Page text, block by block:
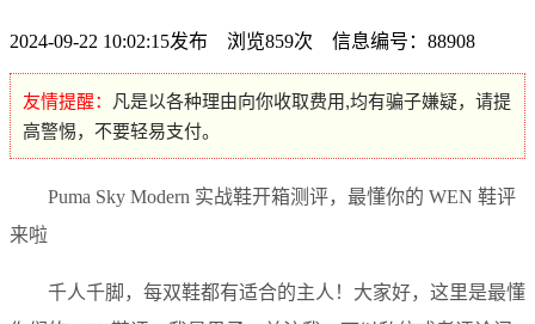
2024-09-22 10:02:15发布 浏览859次 信息编号：88908
友情提醒：
凡是以各种理由向你收取费用,均有骗子嫌疑，请提
高警惕，不要轻易支付。
Puma Sky Modern 实战鞋开箱测评，最懂你的 WEN 鞋评
来啦
千人千脚，每双鞋都有适合的主人！大家好，这里是最懂